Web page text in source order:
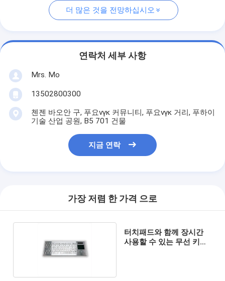
더 많은 것을 전망하십시오
연락처 세부 사항
Mrs. Mo
13502800300
첸젠 바오안 구, 푸요νγκ 커뮤니티, 푸요νγκ 거리, 푸하이
기술 산업 공원, B5 701 건물
지금 연락
가장 저렴 한 가격 으로
터치패드와 함께 장시간
사용할 수 있는 무선 키보